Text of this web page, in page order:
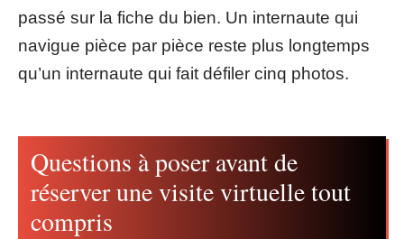
passé sur la fiche du bien. Un internaute qui
navigue pièce par pièce reste plus longtemps
qu’un internaute qui fait défiler cinq photos.
Questions à poser avant de
réserver une visite virtuelle tout
compris